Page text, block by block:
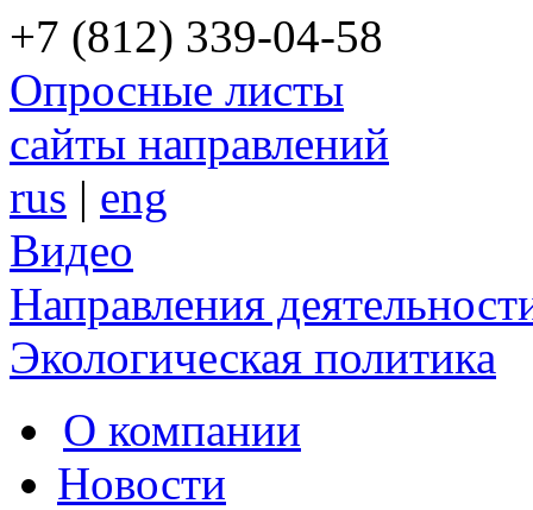
+7 (812) 339-04-58
Опросные листы
сайты направлений
rus | eng
Видео
Направления
Экологическая политика
О компании
Новости